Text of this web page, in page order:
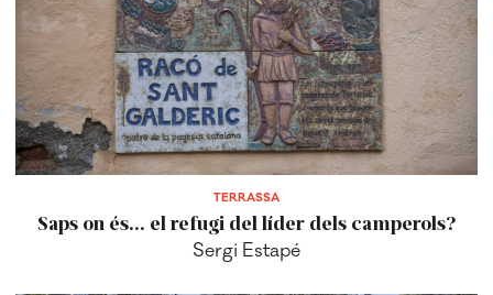
TERRASSA
Saps on és... el refugi del líder dels camperols?
Sergi Estapé